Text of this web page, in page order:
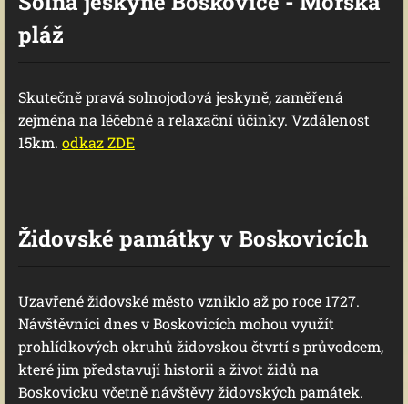
pláž
Skutečně pravá solnojodová jeskyně, zaměřená
zejména na léčebné a relaxační účinky. Vzdálenost
15km. odkaz ZDE
Židovské památky v Boskovicích
Uzavřené židovské město vzniklo až po roce 1727.
Návštěvníci dnes v Boskovicích mohou využít
prohlídkových okruhů židovskou čtvrtí s průvodcem,
které jim představují historii a život židů na
Boskovicku včetně návštěvy židovských památek.